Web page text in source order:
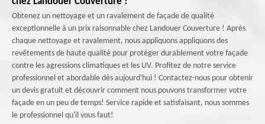
Obtenez un nettoyage et un ravalement de façade de qualité
exceptionnelle à un prix raisonnable chez Landouer Couverture ! Après
chaque nettoyage et ravalement, nous appliquons appliquons des
revêtements de haute qualité pour protéger durablement votre façade
contre les agressions climatiques et les UV. Profitez de notre service
professionnel et abordable dès aujourd'hui ! Contactez-nous pour obtenir
un devis gratuit et découvrir comment nous pouvons transformer votre
façade en un peu de temps! Service rapide et satisfaisant, nous sommes
le professionnel qu'il vous faut!